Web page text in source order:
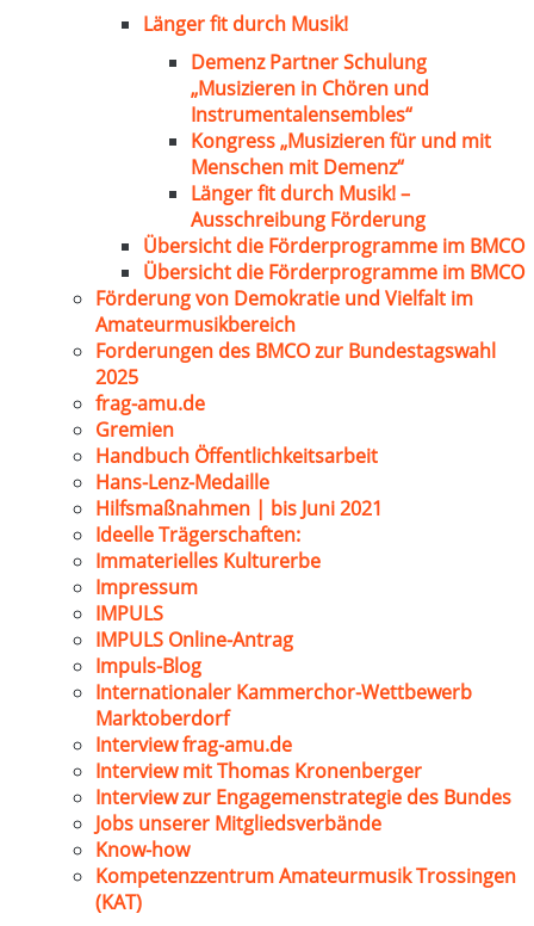
Länger fit durch Musik!
Demenz Partner Schulung
„Musizieren in Chören und
Instrumentalensembles“
Kongress „Musizieren für und mit
Menschen mit Demenz“
Länger fit durch Musik! –
Ausschreibung Förderung
Übersicht die Förderprogramme im BMCO
Übersicht die Förderprogramme im BMCO
Förderung von Demokratie und Vielfalt im
Amateurmusikbereich
Forderungen des BMCO zur Bundestagswahl
2025
frag-amu.de
Gremien
Handbuch Öffentlichkeitsarbeit
Hans-Lenz-Medaille
Hilfsmaßnahmen | bis Juni 2021
Ideelle Trägerschaften:
Immaterielles Kulturerbe
Impressum
IMPULS
IMPULS Online-Antrag
Impuls-Blog
Internationaler Kammerchor-Wettbewerb
Marktoberdorf
Interview frag-amu.de
Interview mit Thomas Kronenberger
Interview zur Engagemenstrategie des Bundes
Jobs unserer Mitgliedsverbände
Know-how
Kompetenzzentrum Amateurmusik Trossingen
(KAT)